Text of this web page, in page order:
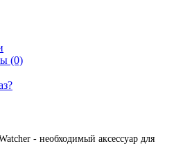
(0)
- необходимый аксессуар для